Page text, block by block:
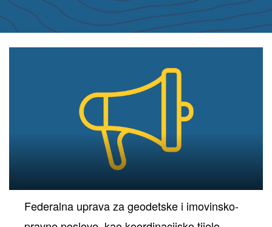
Federalna uprava za geodetske i imovinsko-